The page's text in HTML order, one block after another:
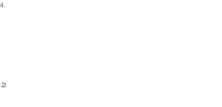
.